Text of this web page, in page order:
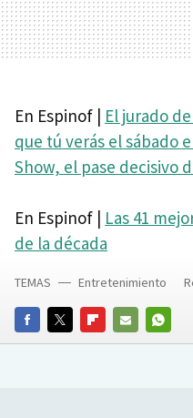
En Espinof | El jurado
que tú verás el sábado
Show, el pase decisivo
En Espinof | Las 41
de la década
FACEBOOKTWITTERFLIPBOARD
E-
TEMAS Entretenimiento